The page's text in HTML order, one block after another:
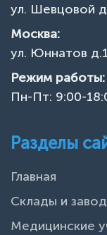
ул. Шевцовой
Москва:
ул. Юннатов
Режим работы:
Пн-Пт: 9:00-
Разделы
Главная
Склады и
Медицинские